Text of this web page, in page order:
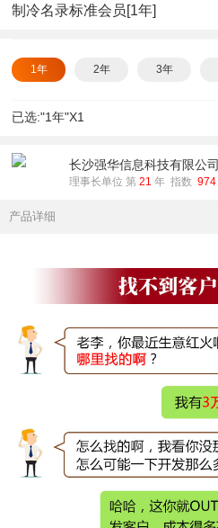
制冷名录标准会员[1年]
1年 2年 3年
已选:"1年"X1
长沙强华信息科技有限公司
理事长单位 第 21 年 指数 974
产品详细